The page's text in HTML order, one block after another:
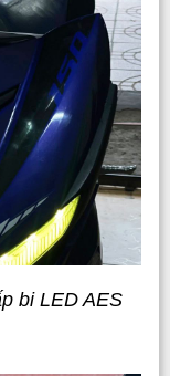
bi LED AES